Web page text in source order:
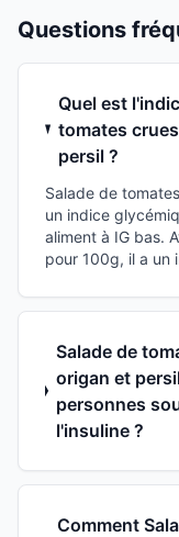
Questions
Quel est
tomates
persil ?
Salade de
un indice
aliment à IG bas.
pour 100g, il a un
Salade de
origan et
personnes
l'insuline ?
Comment